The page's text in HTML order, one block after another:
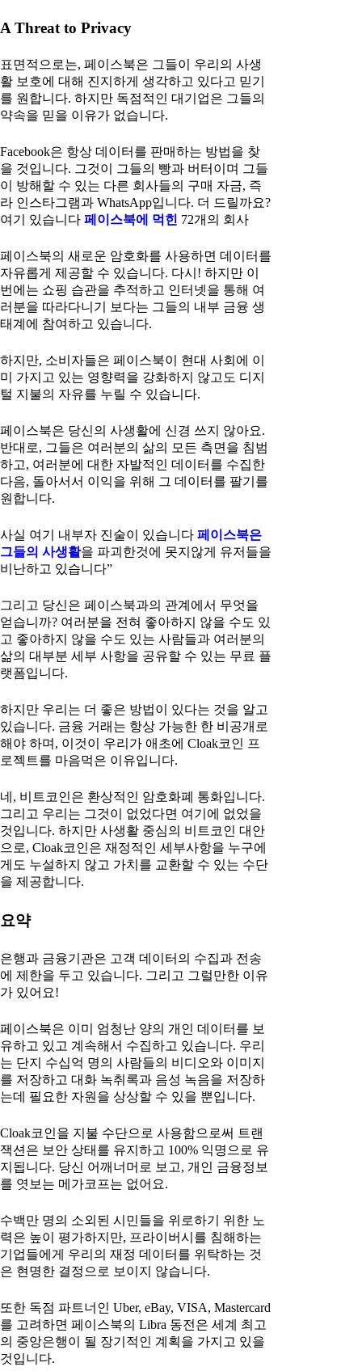
A Threat to Privacy
표면적으로는, 페이스북은 그들이 우리의 사생
활 보호에 대해 진지하게 생각하고 있다고 믿기
를 원합니다. 하지만 독점적인 대기업은 그들의
약속을 믿을 이유가 없습니다.
Facebook은 항상 데이터를 판매하는 방법을 찾
을 것입니다. 그것이 그들의 빵과 버터이며 그들
이 방해할 수 있는 다른 회사들의 구매 자금, 즉
라 인스타그램과 WhatsApp입니다. 더 드릴까요?
여기 있습니다 페이스북에 먹힌 72개의 회사
페이스북의 새로운 암호화를 사용하면 데이터를
자유롭게 제공할 수 있습니다. 다시! 하지만 이
번에는 쇼핑 습관을 추적하고 인터넷을 통해 여
러분을 따라다니기 보다는 그들의 내부 금융 생
태계에 참여하고 있습니다.
하지만, 소비자들은 페이스북이 현대 사회에 이
미 가지고 있는 영향력을 강화하지 않고도 디지
털 지불의 자유를 누릴 수 있습니다.
페이스북은 당신의 사생활에 신경 쓰지 않아요.
반대로, 그들은 여러분의 삶의 모든 측면을 침범
하고, 여러분에 대한 자발적인 데이터를 수집한
다음, 돌아서서 이익을 위해 그 데이터를 팔기를
원합니다.
사실 여기 내부자 진술이 있습니다 페이스북은
그들의 사생활을 파괴한것에 못지않게 유저들을
비난하고 있습니다”
그리고 당신은 페이스북과의 관계에서 무엇을
얻습니까? 여러분을 전혀 좋아하지 않을 수도 있
고 좋아하지 않을 수도 있는 사람들과 여러분의
삶의 대부분 세부 사항을 공유할 수 있는 무료 플
랫폼입니다.
하지만 우리는 더 좋은 방법이 있다는 것을 알고
있습니다. 금융 거래는 항상 가능한 한 비공개로
해야 하며, 이것이 우리가 애초에 Cloak코인 프
로젝트를 마음먹은 이유입니다.
네, 비트코인은 환상적인 암호화폐 통화입니다.
그리고 우리는 그것이 없었다면 여기에 없었을
것입니다. 하지만 사생활 중심의 비트코인 대안
으로, Cloak코인은 재정적인 세부사항을 누구에
게도 누설하지 않고 가치를 교환할 수 있는 수단
을 제공합니다.
요약
은행과 금융기관은 고객 데이터의 수집과 전송
에 제한을 두고 있습니다. 그리고 그럴만한 이유
가 있어요!
페이스북은 이미 엄청난 양의 개인 데이터를 보
유하고 있고 계속해서 수집하고 있습니다. 우리
는 단지 수십억 명의 사람들의 비디오와 이미지
를 저장하고 대화 녹취록과 음성 녹음을 저장하
는데 필요한 자원을 상상할 수 있을 뿐입니다.
Cloak코인을 지불 수단으로 사용함으로써 트랜
잭션은 보안 상태를 유지하고 100% 익명으로 유
지됩니다. 당신 어깨너머로 보고, 개인 금융정보
를 엿보는 메가코프는 없어요.
수백만 명의 소외된 시민들을 위로하기 위한 노
력은 높이 평가하지만, 프라이버시를 침해하는
기업들에게 우리의 재정 데이터를 위탁하는 것
은 현명한 결정으로 보이지 않습니다.
또한 독점 파트너인 Uber, eBay, VISA, Mastercard
를 고려하면 페이스북의 Libra 동전은 세계 최고
의 중앙은행이 될 장기적인 계획을 가지고 있을
것입니다.